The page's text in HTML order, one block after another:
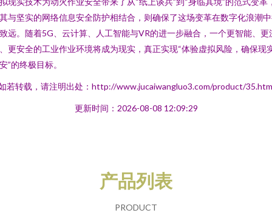
与坚实的网络信息安全防护相结合，则确保了这场变革在数字化浪潮
远。随着5G、云计算、人工智能与VR的进一步融合，一个更智能、更
更安全的工业作业环境将成为现实，真正实现“体验虚拟风险，确保现
”的终极目标。
若转载，请注明出处：http://www.jucaiwangluo3.com/product/
更新时间：2026-08-08 12:09:29
产品列表
PRODUCT